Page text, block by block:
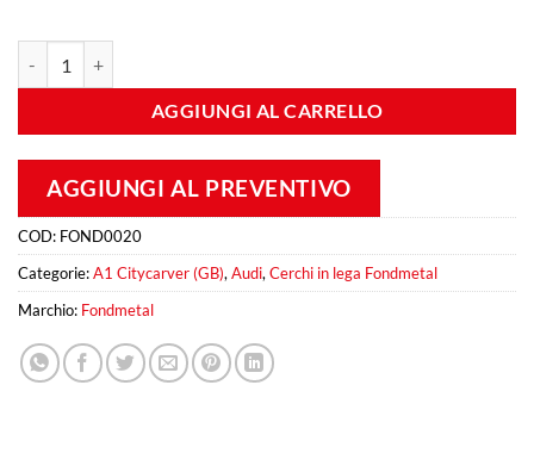
AGGIUNGI AL CARRELLO
AGGIUNGI AL PREVENTIVO
COD: FOND0020
Categorie:A1 Citycarver (GB),Audi,Cerchi in lega Fondmetal
Marchio: Fondmetal